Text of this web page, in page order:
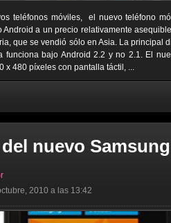
teléfonos móviles, el nuevo teléfono
a un precio relativamente
que se vendió sólo en Asia. La principal
funciona bajo Android 2.2 y no 2.1. El
x 480 píxeles con pantalla táctil, ...
nuevo
2010 a las 13:42